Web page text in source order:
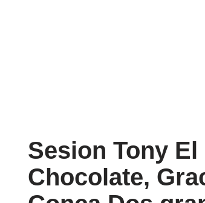
Sesion Tony El
Chocolate,